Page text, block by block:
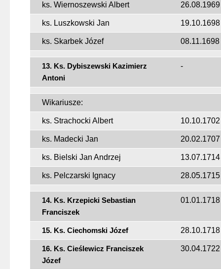
ks. Wiernoszewski Albert 26.08.1969
ks. Luszkowski Jan 19.10.1698
ks. Skarbek Józef 08.11.1698
13. Ks. Dybiszewski Kazimierz
Antoni
-
Wikariusze:
ks. Strachocki Albert 10.10.1702
ks. Madecki Jan 20.02.1707
ks. Bielski Jan Andrzej 13.07.1714
ks. Pelczarski Ignacy 28.05.1715
14. Ks. Krzepicki Sebastian
Franciszek
01.01.1718
15. Ks. Ciechomski Józef 28.10.1718
16. Ks. Cieślewicz Franciszek
Józef
30.04.1722